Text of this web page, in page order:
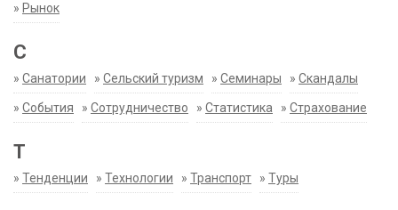
» Рынок
С
» Санатории » Сельский туризм » Семинары » Скандалы
» События » Сотрудничество » Статистика » Страхование
Т
» Тенденции » Технологии » Транспорт » Туры